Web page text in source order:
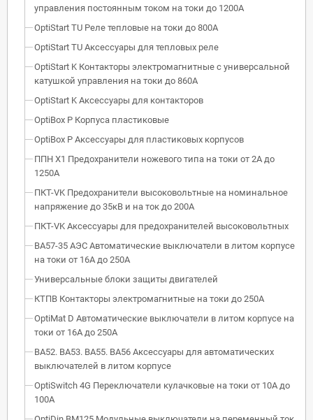
управления постоянным током на токи до 1200А
OptiStart TU Реле тепловые на токи до 800А
OptiStart TU Аксессуары для тепловых реле
OptiStart K Контакторы электромагнитные с универсальной
катушкой управления на токи до 860А
OptiStart K Аксессуары для контакторов
OptiBox P Корпуса пластиковые
OptiBox P Аксессуары для пластиковых корпусов
ППН Х1 Предохранители ножевого типа на токи от 2А до
1250А
ПКТ-VK Предохранители высоковольтные на номинальное
напряжение до 35кВ и на ток до 200А
ПКТ-VK Аксессуары для предохранителей высоковольтных
ВА57-35 АЭС Автоматические выключатели в литом корпусе
на токи от 16А до 250А
Универсальные блоки защиты двигателей
КТПВ Контакторы электромагнитные на токи до 250А
OptiMat D Автоматические выключатели в литом корпусе на
токи от 16А до 250А
ВА52. ВА53. ВА55. ВА56 Аксессуары для автоматических
выключателей в литом корпусе
OptiSwitch 4G Переключатели кулачковые на токи от 10А до
100А